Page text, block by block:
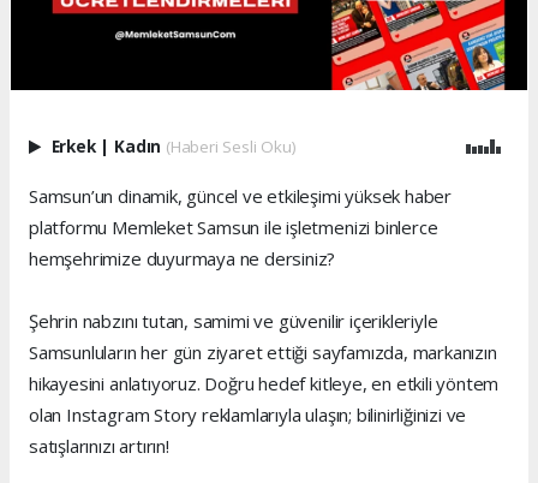
Erkek | Kadın (Haberi Sesli Oku)
Samsun’un dinamik, güncel ve etkileşimi yüksek haber
platformu Memleket Samsun ile işletmenizi binlerce
hemşehrimize duyurmaya ne dersiniz?
Şehrin nabzını tutan, samimi ve güvenilir içerikleriyle
Samsunluların her gün ziyaret ettiği sayfamızda, markanızın
hikayesini anlatıyoruz. Doğru hedef kitleye, en etkili yöntem
olan Instagram Story reklamlarıyla ulaşın; bilinirliğinizi ve
satışlarınızı artırın!